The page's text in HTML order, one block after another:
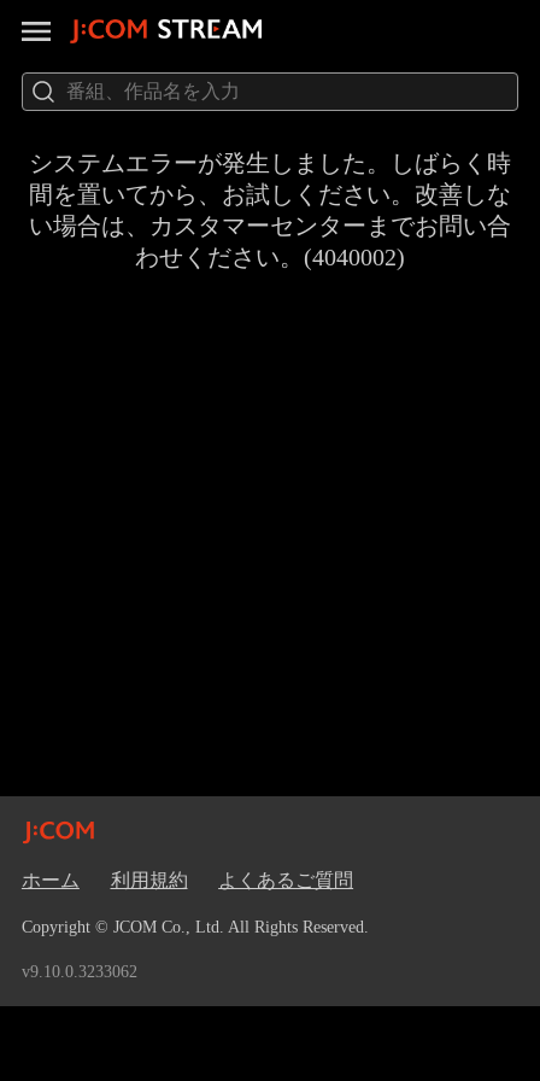
システムエラーが発生しました。しばらく時
間を置いてから、お試しください。改善しな
い場合は、カスタマーセンターまでお問い合
わせください。(4040002)
ホーム 利用規約 よくあるご質問
Copyright © JCOM Co., Ltd. All Rights Reserved.
v9.10.0.3233062